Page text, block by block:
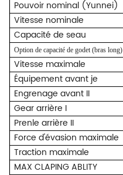
Pouvoir nominal (Yunnei)
Vitesse nominale
Capacité de seau
Option de capacité de godet (bras long)
Vitesse maximale
Équipement avant je
Engrenage avant II
Gear arrière I
Prenle arrière II
Force d'évasion maximale
Traction maximale
MAX CLAPING ABLITY